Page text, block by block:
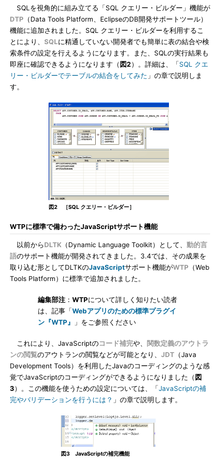
SQLを視角的に組み立てる「SQL クエリー・ビルダー」機能が
DTP （Data Tools Platform、EclipseのDB開発サポートツール）
機能に追加されました。SQL クエリー・ビルダーを利用するこ
とにより、 SQLに精通していない開発者でも簡単に表の結合や検
索条件の設定を行えるようになります。また、SQLの実行結果も
即座に確認できるようになります（ 図2）。詳細は、「SQL クエ
リー・ビルダーでテーブルの結合をしてみた 」の章で説明しま
す。
図2 ［SQL クエリー・ビルダー］
WTPに標準で備わったJavaScriptサポート機能
以前からDLTK （Dynamic Language Toolkit）として、 動的言
語のサポート機能が開発されてきました。3.4では、その成果を
取り込む形としてDLTKのJavaScriptサポート機能がWTP （Web
Tools Platform）に標準で追加されました。
編集部注： WTPについて詳しく知りたい読者
は、記事「Webアプリのための標準プラグイ
ン『WTP』
」をご参照ください
これにより、JavaScriptのコード補完や、
関数定義のアウトラ
ンの閲覧のアウトランの閲覧などが可能となり、 JDT （Java
Development Tools）を利用したJavaのコーディングのような感
覚でJavaScriptのコーディングができるようになりました（ 図
3）。この機能を使うための設定については、「JavaScriptの補
完やバリデーションを行うには？ 」の章で説明します。
図3 JavaScriptの補完機能